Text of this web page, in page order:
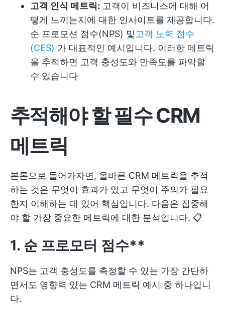
고객 인식 메트릭: 고객이 비즈니스에 대해 어
떻게 느끼는지에 대한 인사이트를 제공합니다.
순 프로모션 점수(NPS) 및고객 노력 점수
(CES) 가 대표적인 예시입니다. 이러한 메트릭
을 추적하면 고객 충성도와 만족도를 파악할
수 있습니다
추적해야 할 필수 CRM
메트릭
본론으로 들어가자면, 올바른 CRM 메트릭을 추적
하는 것은 무엇이 효과가 있고 무엇이 주의가 필요
한지 이해하는 데 있어 핵심입니다. 다음은 집중해
야 할 가장 중요한 메트릭에 대한 분석입니다. 📋
1. 순 프로모터 점수**
NPS는 고객 충성도를 측정할 수 있는 가장 간단하
면서도 영향력 있는 CRM 메트릭 예시 중 하나입니
다.